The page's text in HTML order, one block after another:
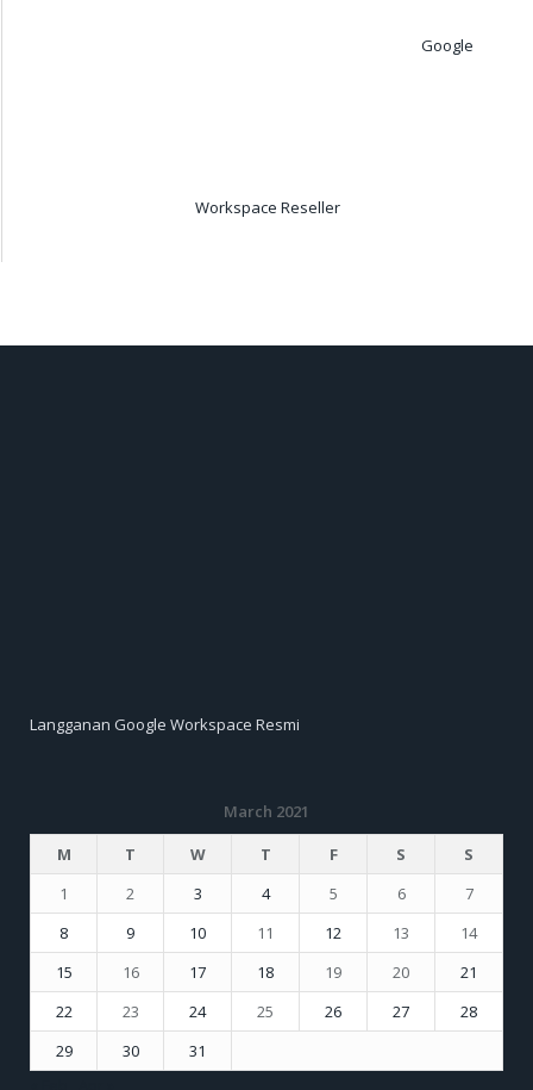
Google
Workspace Reseller
Langganan Google Workspace Resmi
March 2021
M
T W T F S
S
1
2 3 4 5 6
7
8
9 10 11 12 13
14
15
16 17 18 19 20
21
22
23 24 25 26 27
28
29
30
31